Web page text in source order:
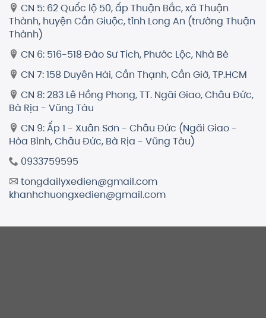
CN 5: 62 Quốc lộ 50, ấp Thuận Bắc, xã Thuận
Thành, huyện Cần Giuộc, tỉnh Long An (trường Thuận
Thành)
CN 6: 516-518 Đào Sư Tích, Phước Lộc, Nhà Bè
CN 7: 158 Duyên Hải, Cần Thạnh, Cần Giờ, TP.HCM
CN 8: 283 Lê Hồng Phong, TT. Ngãi Giao, Châu Đức,
Bà Rịa - Vũng Tàu
CN 9: Ấp 1 - Xuân Sơn - Châu Đức (Ngãi Giao -
Hòa Bình, Châu Đức, Bà Rịa - Vũng Tàu)
0933759595
tongdailyxedien@gmail.com
khanhchuongxedien@gmail.com